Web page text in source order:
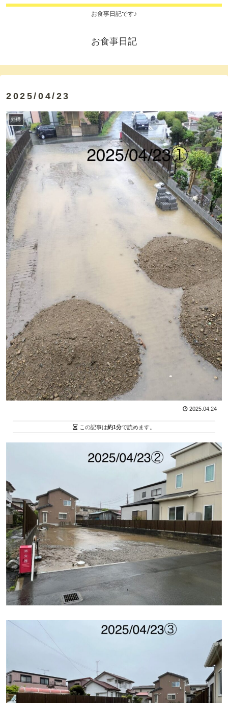
お食事日記です♪
お食事日記
2025/04/23
外構
2025.04.24
この記事は約1分で読めます。